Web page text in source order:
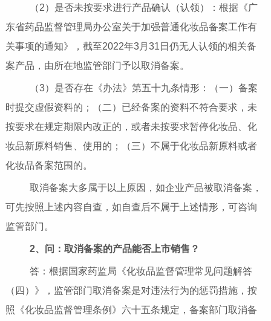
（2）是否未按要求进行产品确认（认领）：根据《广
东省药品监督管理局办公室关于加强普通化妆品备案工作有
关事项的通知》，截至2022年3月31日仍无人认领的相关备
案产品，由所在地监管部门予以取消备案。
（3）是否存在《办法》第五十九条情形：（一）备案
时提交虚假资料的；（二）已经备案的资料不符合要求，未
按要求在规定期限内改正的，或者未按要求暂停化妆品、化
妆品新原料销售、使用的；（三）不属于化妆品新原料或者
化妆品备案范围的。
取消备案大多属于以上原因，如企业产品被取消备案，
可先按照上述内容自查，如自查后不属于上述情形，可咨询
监管部门。
2、 问：取消备案的产品能否上市销售？
答：根据国家药监局《化妆品监督管理常见问题解答
（四）》，监管部门取消备案是对违法行为的惩罚措施，按
照《化妆品监督管理条例》六十五条规定，备案部门取消备